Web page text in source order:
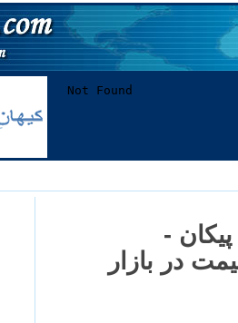
پيکان -
با ۷ برابر قيمت در بازار